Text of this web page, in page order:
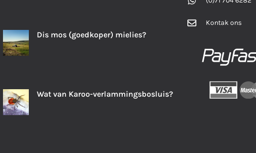
Dis mos (goedkoper) mielies?
Wat van Karoo-verlammingsbosluis?
Kontak ons